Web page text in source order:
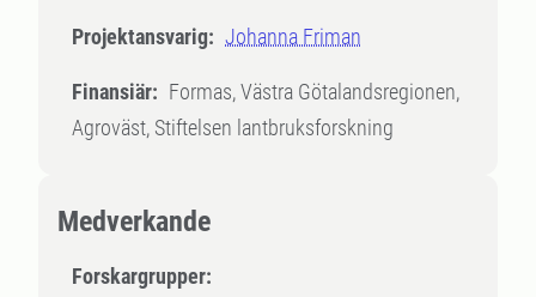
Projektansvarig: Johanna Friman
Finansiär: Formas, Västra Götalandsregionen,
Agroväst, Stiftelsen lantbruksforskning
Medverkande
Forskargrupper: